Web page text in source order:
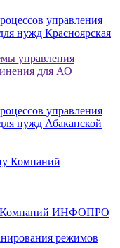
управления
нужд Красноярская
управления
нужд Абаканской
Компаний ИНФОПРО